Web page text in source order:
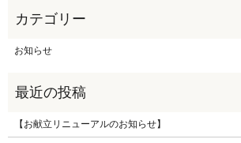
お知らせ
【お献立リニューアルのお知らせ】